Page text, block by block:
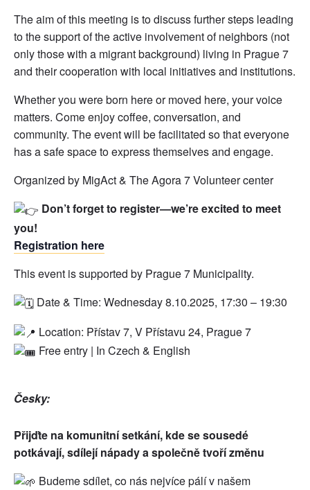
The aim of this meeting is to discuss further steps leading
to the support of the active involvement of neighbors (not
only those with a migrant background) living in Prague 7
and their cooperation with local initiatives and institutions.
Whether you were born here or moved here, your voice
matters. Come enjoy coffee, conversation, and
community. The event will be facilitated so that everyone
has a safe space to express themselves and engage.
Organized by MigAct & The Agora 7 Volunteer center
Don’t forget to register—we’re excited to meet
you!
Registration here
This event is supported by Prague 7 Municipality.
Date & Time: Wednesday 8.10.2025, 17:30 – 19:30
Location: Přístav 7, V Přístavu 24, Prague 7
Free entry | In Czech & English
Česky:
Přijďte na komunitní setkání, kde se sousedé
potkávají, sdílejí nápady a společně tvoří změnu
Budeme sdílet, co nás nejvíce pálí v našem